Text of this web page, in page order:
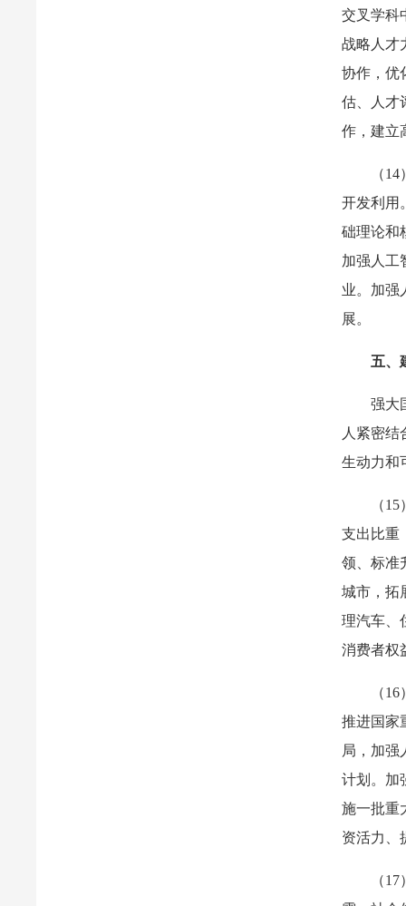
交叉学科
战略人才
协作，优
估、人才
作，建立
（
开发利用
础理论和
加强人工
业。加强
展。
五、
强大
人紧密
生动力和
（
支出比重
领、标准
城市，拓
理汽车、
消费者权
（
推进国家
局，加强
计划。加
施一批重
资活力、
（